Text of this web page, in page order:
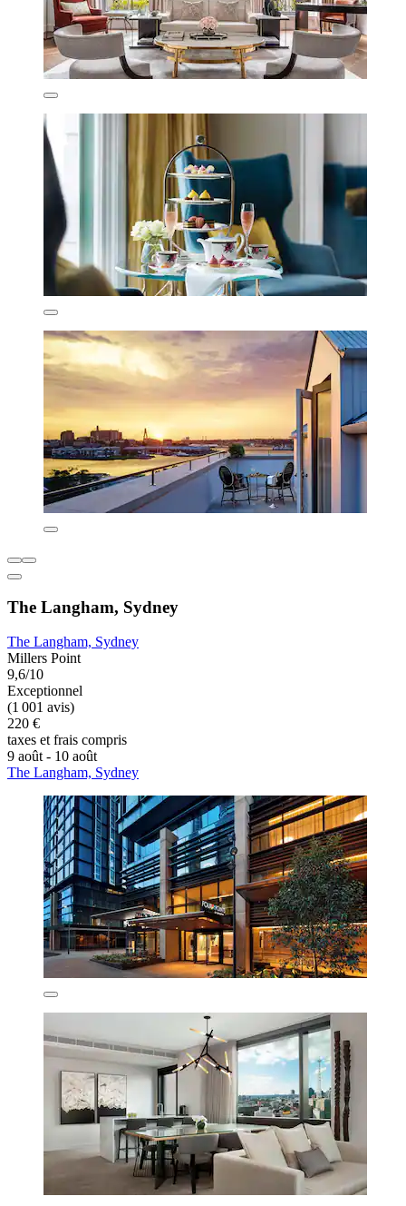
The Langham, Sydney
The Langham, Sydney
Millers Point
9,6/10
Exceptionnel
(1 001 avis)
220 €
taxes et frais compris
9 août - 10 août
The Langham, Sydney